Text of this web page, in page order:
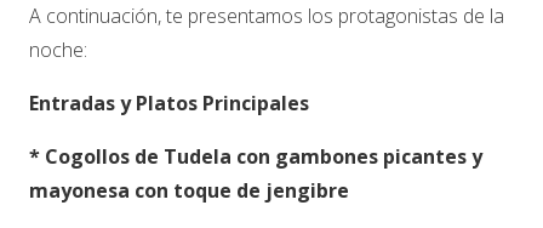
A continuación, te presentamos los protagonistas de la
noche:
Entradas y Platos Principales
* Cogollos de Tudela con gambones picantes y
mayonesa con toque de jengibre